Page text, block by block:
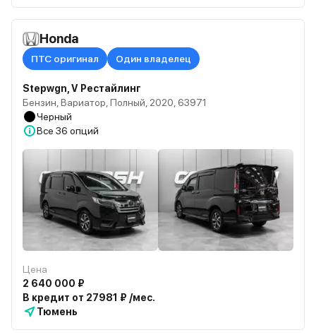
Honda
ПТС оригинал Один владелец
Stepwgn, V Рестайлинг
Бензин, Вариатор, Полный, 2020, 63971
Черный
Все 36 опций
Цена
2 640 000 ₽
В кредит от 27981 ₽ /мес.
Тюмень